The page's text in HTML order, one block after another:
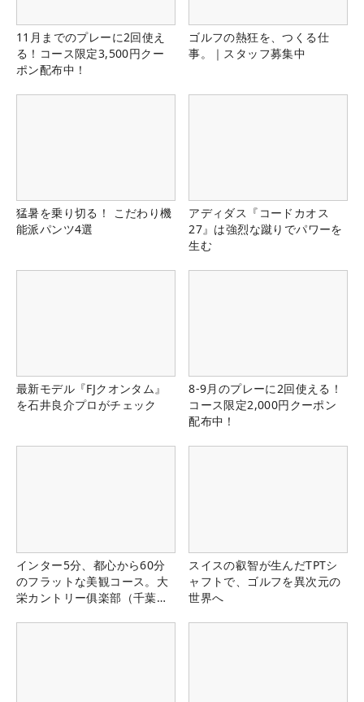
11月までのプレーに2回使え
る！コース限定3,500円クー
ポン配布中！
ゴルフの熱狂を、つくる仕
事。｜スタッフ募集中
猛暑を乗り切る！ こだわり機
能派パンツ4選
アディダス『コードカオス
27』は強烈な蹴りでパワーを
生む
最新モデル『FJクオンタム』
を石井良介プロがチェック
8-9月のプレーに2回使える！
コース限定2,000円クーポン
配布中！
インター5分、都心から60分
のフラットな美観コース。大
栄カントリー俱楽部（千葉
スイスの叡智が生んだTPTシ
ャフトで、ゴルフを異次元の
世界へ